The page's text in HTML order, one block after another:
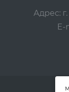
Адрес:
E-